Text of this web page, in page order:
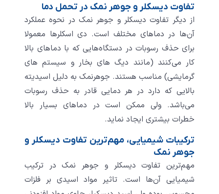
تفاوت دیسکلر و جوهر نمک در تحمل دما
از دیگر تفاوت دیسکلر و جوهر نمک در نحوه عملکرد
آن‌ها در دماهای مختلف است. دی اسکلرها معمولا
برای حذف رسوبات در دستگاه‌هایی که با دماهای بالا
کار می‌کنند (مانند دیگ های بخار و سیستم های
گرمایشی) مناسب هستند. جوهرنمک به دلیل اسیدیته
بالایی که دارد در هر دمایی قادر به حذف رسوبات
می‌باشد. ولی ممکن است در دماهای بسیار بالا
خطرات بیشتری ایجاد نماید.
ترکیبات شیمیایی، مهم‌ترین تفاوت دیسکلر و
جوهر نمک
مهم‌ترین تفاوت دیسکلر و جوهر نمک در ترکیب
شیمیایی آن‌ها است. تاثیر مواد اسیدی بر فلزات